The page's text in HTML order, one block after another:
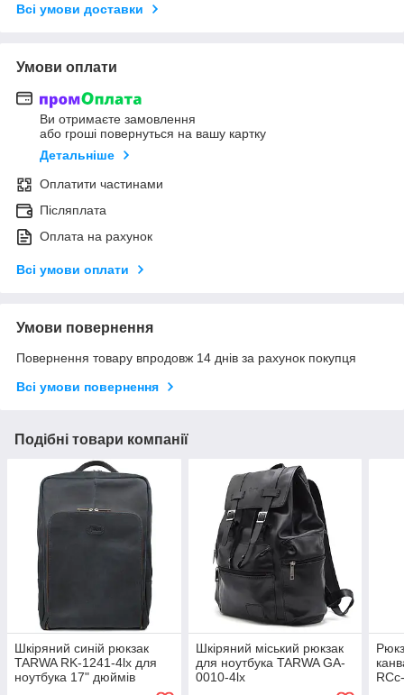
Всі умови доставки
Умови оплати
Ви отримаєте замовлення
або гроші повернуться на вашу картку
Детальніше
Оплатити частинами
Післяплата
Оплата на рахунок
Всі умови оплати
Умови повернення
Повернення товару впродовж 14 днів за рахунок покупця
Всі умови повернення
Подібні товари компанії
Шкіряний синій рюкзак
TARWA RK-1241-4lx для
ноутбука 17" дюймів
Шкіряний міський рюкзак
для ноутбука TARWA GA-
0010-4lx